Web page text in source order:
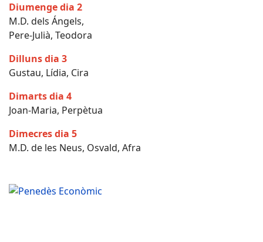
Diumenge dia 2
M.D. dels Ángels,
Pere-Julià, Teodora
Dilluns dia 3
Gustau, Lídia, Cira
Dimarts dia 4
Joan-Maria, Perpètua
Dimecres dia 5
M.D. de les Neus, Osvald, Afra